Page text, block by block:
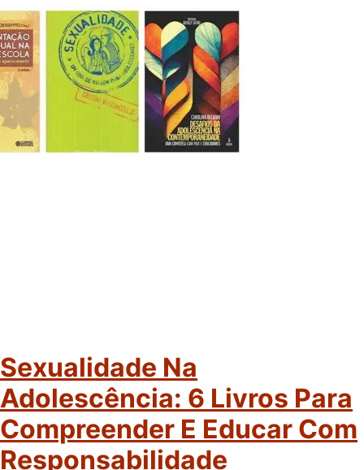
Sexualidade Na
Adolescência: 6 Livros Para
Compreender E Educar Com
Responsabilidade